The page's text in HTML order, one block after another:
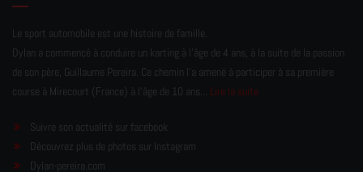
Le sport automobile est une histoire de famille.
Dylan a commencé à conduire un karting à l’âge de 4 ans, à la suite de la passion
de son père, Guillaume Pereira. Ce chemin l'a amené à participer à sa première
course à Mirecourt (France) à l'âge de 10 ans... Lire la suite
Suivre son actualité sur facebook
Découvrez plus de photos sur Instagram
Dylan-pereira.com